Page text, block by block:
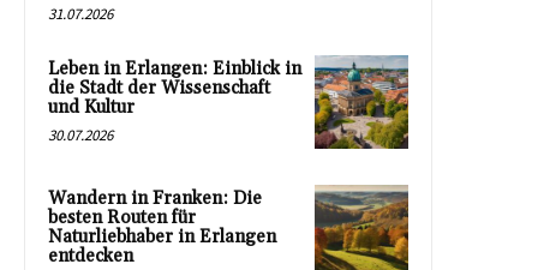
31.07.2026
Leben in Erlangen: Einblick in
die Stadt der Wissenschaft
und Kultur
30.07.2026
Wandern in Franken: Die
besten Routen für
Naturliebhaber in Erlangen
entdecken